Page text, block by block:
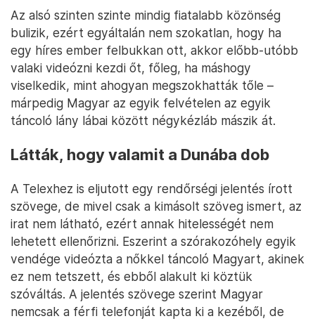
Az alsó szinten szinte mindig fiatalabb közönség
bulizik, ezért egyáltalán nem szokatlan, hogy ha
egy híres ember felbukkan ott, akkor előbb-utóbb
valaki videózni kezdi őt, főleg, ha máshogy
viselkedik, mint ahogyan megszokhatták tőle –
márpedig Magyar az egyik felvételen az egyik
táncoló lány lábai között négykézláb mászik át.
Látták, hogy valamit a Dunába dob
A Telexhez is eljutott egy rendőrségi jelentés írott
szövege, de mivel csak a kimásolt szöveg ismert, az
irat nem látható, ezért annak hitelességét nem
lehetett ellenőrizni. Eszerint a szórakozóhely egyik
vendége videózta a nőkkel táncoló Magyart, akinek
ez nem tetszett, és ebből alakult ki köztük
szóváltás. A jelentés szövege szerint Magyar
nemcsak a férfi telefonját kapta ki a kezéből, de